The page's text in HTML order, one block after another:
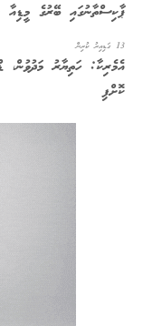
ޕާކިސްތާނުގައި ބޭރުގެ މީޑިއާ
13 ގަޑިއިރު ކުރިން
އެމެރިކާ: ހަތިޔާރު
ކޮށްފި